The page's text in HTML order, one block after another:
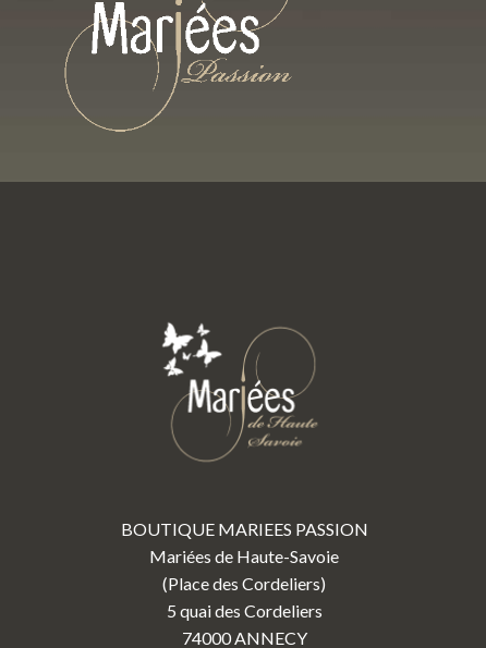
BOUTIQUE MARIEES PASSION
Mariées de Haute-Savoie
(Place des Cordeliers)
5 quai des Cordeliers
74000 ANNECY